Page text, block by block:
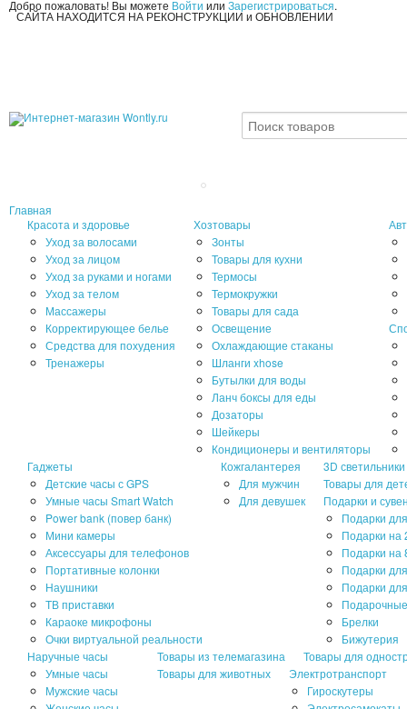
Добро пожаловать! Вы можете Войти или Зарегистрироваться.
САЙТА НАХОДИТСЯ НА РЕКОНСТРУКЦИИ и ОБНОВЛЕНИИ
Главная
Красота и здоровье
Уход за волосами
Уход за лицом
Уход за руками и ногами
Уход за телом
Массажеры
Корректирующее белье
Средства для похудения
Тренажеры
Хозтовары
Зонты
Товары для кухни
Термосы
Термокружки
Товары для сада
Освещение
Охлаждающие стаканы
Шланги xhose
Бутылки для воды
Ланч боксы для еды
Дозаторы
Шейкеры
Кондиционеры и вентиляторы
Гаджеты
Детские часы с GPS
Умные часы Smart Watch
Power bank (повер банк)
Мини камеры
Аксессуары для телефонов
Портативные колонки
Наушники
ТВ приставки
Караоке микрофоны
Очки виртуальной реальности
Кожгалантерея
Для мужчин
Для девушек
3D светильники
Товары для
Подарки и
Подарки
Подарки на
Подарки на
Подарки
Подарки
Брелки
Бижутерия
Наручные часы
Умные часы
Мужские часы
Товары из телемагазина
Товары для
Товары для животных
Электротранспорт
Гироскутеры